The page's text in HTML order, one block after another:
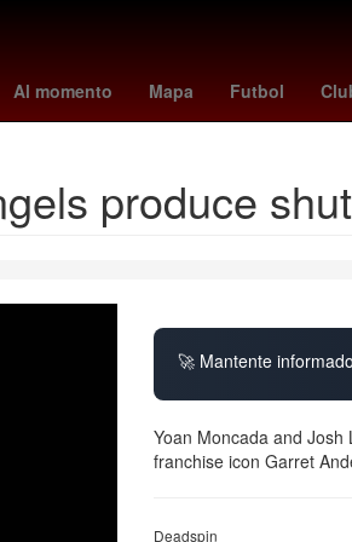
Al momento Mapa Futbol
hidemasa morita Rusia kosovo -
produce
🚀 Mantente
Yoan Moncada and
franchise icon Garret
Deadspin